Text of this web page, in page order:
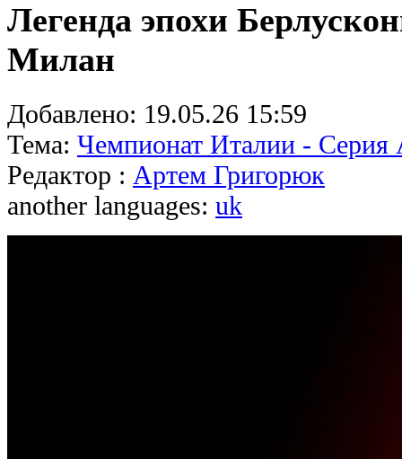
Легенда эпохи
Милан
Добавлено: 19.05.26 15:59
Тема: Чемпионат Италии - Серия
Редактор : Артем Григорюк
another languages: uk